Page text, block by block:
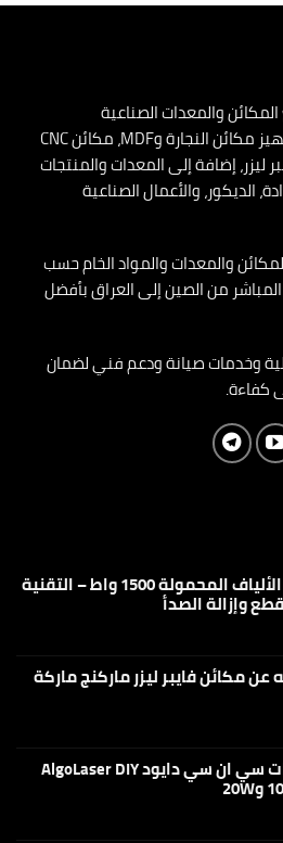
والمعدات الصناعية
شركة متخصصة في بيع وتجهيز مكائن النجارة وMDF، مكائن CNC
ليزر، إضافة إلى المعدات والمنتجات
الديكور، والأعمال الصناعية
والمعدات والمواد الخام حسب
من الصين إلى العراق بأفضل
وخدمات صيانة ودعم فني لضمان
كفاءة.
ماكينة اللحام بليزر الألياف المحمولة 1500 واط – التقنية
وإزالة الصدأ
مكائن فايبر ليزر ماركنج ماركة
دليل شامل لماكينات سي ان سي دايود AlgoLaser DIY